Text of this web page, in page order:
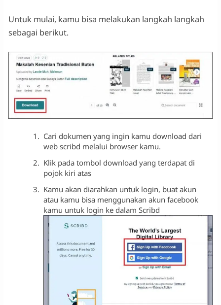
Untuk mulai, kamu bisa melakukan langkah langkah
sebagai berikut.
Cari dokumen yang ingin kamu download dari
web scribd melalui browser kamu.
Klik pada tombol download yang terdapat di
pojok kiri atas
Kamu akan diarahkan untuk login, buat akun
atau kamu bisa menggunakan akun facebook
kamu untuk login ke dalam Scribd